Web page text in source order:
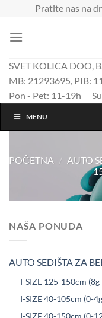
sadržaj
Pratite nas na
SVET KOLICA DOO,
MB: 21293695, PIB:
Pon - Pet: 11-19h
MENU
POČETNA / AUTO
NAŠA PONUDA
AUTO SEDIŠTA ZA
I-SIZE 125-150cm
I-SIZE 40-105cm (0-
I-SIZE 40-150cm (0-